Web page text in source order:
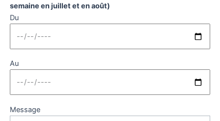
semaine en juillet et en août)
Du
Au
Message